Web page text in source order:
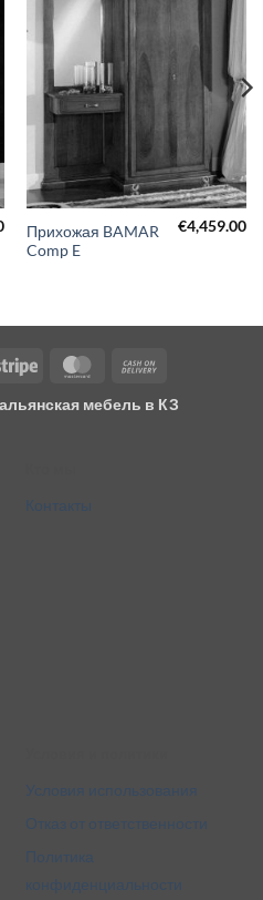
Прихожая BAMAR
Comp E
€4,459.00
Stripe MasterCard
Delivery
мебель в КЗ
Контакты
Условия использования
Отказ от ответственности
Политика
конфиденциальности